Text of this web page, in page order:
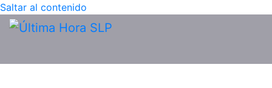
Saltar al contenido